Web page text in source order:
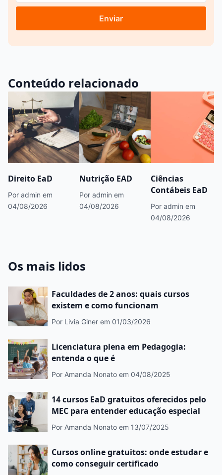
Enviar
Conteúdo relacionado
Direito EaD
Por admin em
04/08/2026
Nutrição EAD
Por admin em
04/08/2026
Ciências
Contábeis EaD
Por admin em
04/08/2026
Os mais lidos
Faculdades de 2 anos: quais cursos
existem e como funcionam
Por Livia Giner em 01/03/2026
Licenciatura plena em Pedagogia:
entenda o que é
Por Amanda Nonato em 04/08/2025
14 cursos EaD gratuitos oferecidos pelo
MEC para entender educação especial
Por Amanda Nonato em 13/07/2025
Cursos online gratuitos: onde estudar e
como conseguir certificado